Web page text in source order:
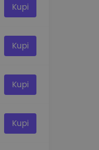
Kupi
Kupi
Kupi
Kupi